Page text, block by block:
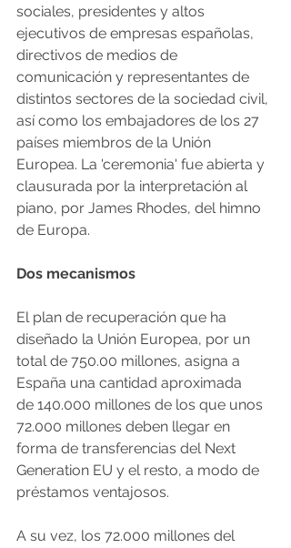
sociales, presidentes y altos
ejecutivos de empresas españolas,
directivos de medios de
comunicación y representantes de
distintos sectores de la sociedad civil,
así como los embajadores de los 27
países miembros de la Unión
Europea. La 'ceremonia' fue abierta y
clausurada por la interpretación al
piano, por James Rhodes, del himno
de Europa.
Dos mecanismos
El plan de recuperación que ha
diseñado la Unión Europea, por un
total de 750.00 millones, asigna a
España una cantidad aproximada
de 140.000 millones de los que unos
72.000 millones deben llegar en
forma de transferencias del Next
Generation EU y el resto, a modo de
préstamos ventajosos.
A su vez, los 72.000 millones del